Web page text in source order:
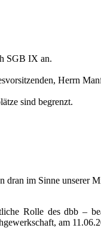
SGB IX an.
Herrn
sind begrenzt.
dran im Sinne unserer
Rolle des dbb –
am